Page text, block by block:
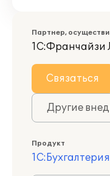
Партнер,
1C:Франчайзи
Связаться
Другие
Продукт